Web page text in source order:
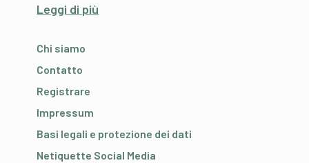
Leggi di più
Chi siamo
Contatto
Registrare
Impressum
Basi legali e protezione dei dati
Netiquette Social Media